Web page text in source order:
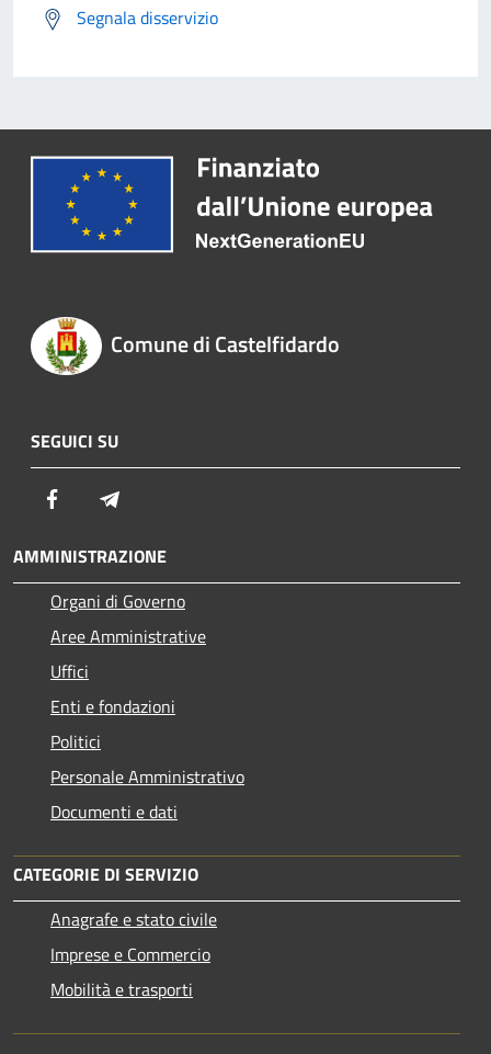
Segnala disservizio
Comune di Castelfidardo
SEGUICI SU
Facebook
AMMINISTRAZIONE
Organi di Governo
Aree Amministrative
Uffici
Enti e fondazioni
Politici
Personale Amministrativo
Documenti e dati
CATEGORIE DI SERVIZIO
Anagrafe e stato civile
Imprese e Commercio
Mobilità e trasporti